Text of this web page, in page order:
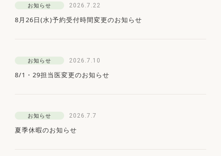
お知らせ
2026.7.22
8月26日(水)予約受付時間変更のお知らせ
お知らせ
2026.7.10
8/1・29担当医変更のお知らせ
お知らせ
2026.7.7
夏季休暇のお知らせ